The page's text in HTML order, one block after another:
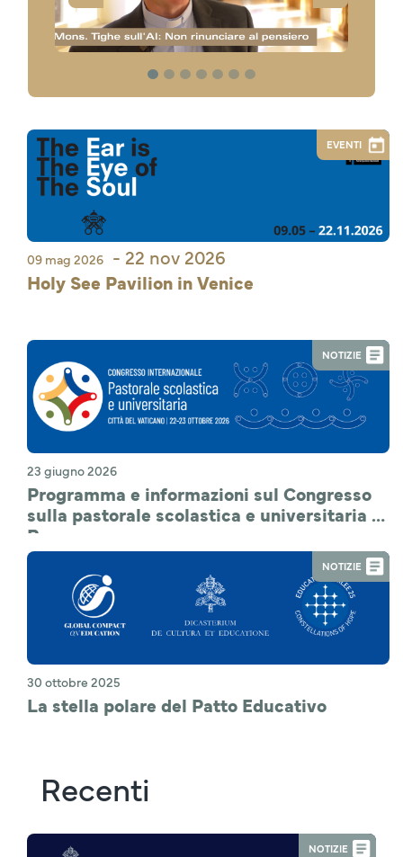
1 2 3 4 5 6 7
EVENTI
09 mag 2026 - 22 nov 2026
Holy See Pavilion in Venice
NOTIZIE
23 giugno 2026
Programma e informazioni sul Congresso
sulla pastorale scolastica e universitaria a
Roma
NOTIZIE
30 ottobre 2025
La stella polare del Patto Educativo
Recenti
NOTIZIE